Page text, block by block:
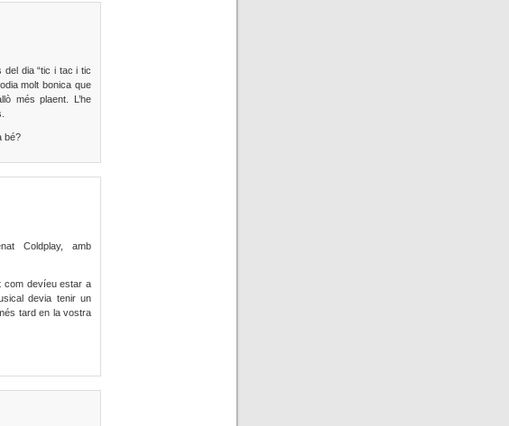
del dia “tic i tac i tic
molt bonica que
més plaent. L’he
bé?
Coldplay, amb
com devíeu estar a
devia tenir un
tard en la vostra